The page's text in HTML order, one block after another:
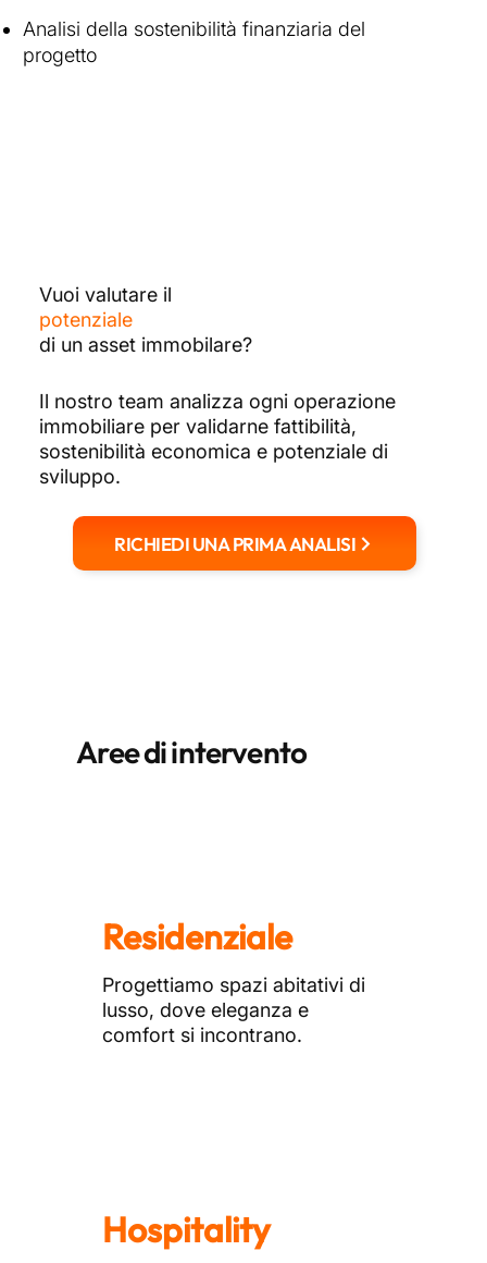
Analisi della sostenibilità finanziaria del
progetto
Vuoi valutare il
potenziale
di un asset immobilare?
Il nostro team analizza ogni operazione
immobiliare per validarne fattibilità,
sostenibilità economica e potenziale di
sviluppo.
RICHIEDI UNA PRIMA ANALISI
Aree di intervento
Residenziale
Progettiamo spazi abitativi di
lusso, dove eleganza e
comfort si incontrano.
Hospitality